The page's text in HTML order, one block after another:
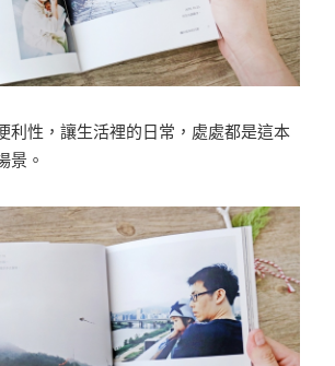
利性，讓生活裡的日常，處處都是這本
景。